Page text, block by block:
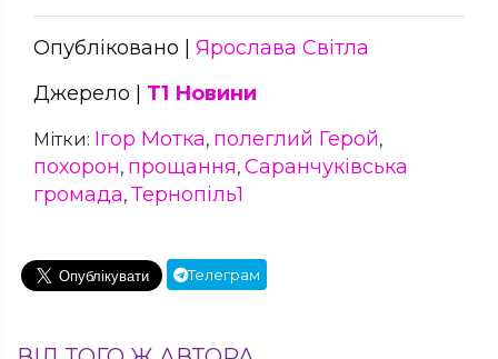
Опубліковано | Ярослава Світла
Джерело | Т1 Новини
Мітки: Ігор Мотка, полеглий Герой,
похорон, прощання, Саранчуківська
громада, Тернопіль1
Телеграм